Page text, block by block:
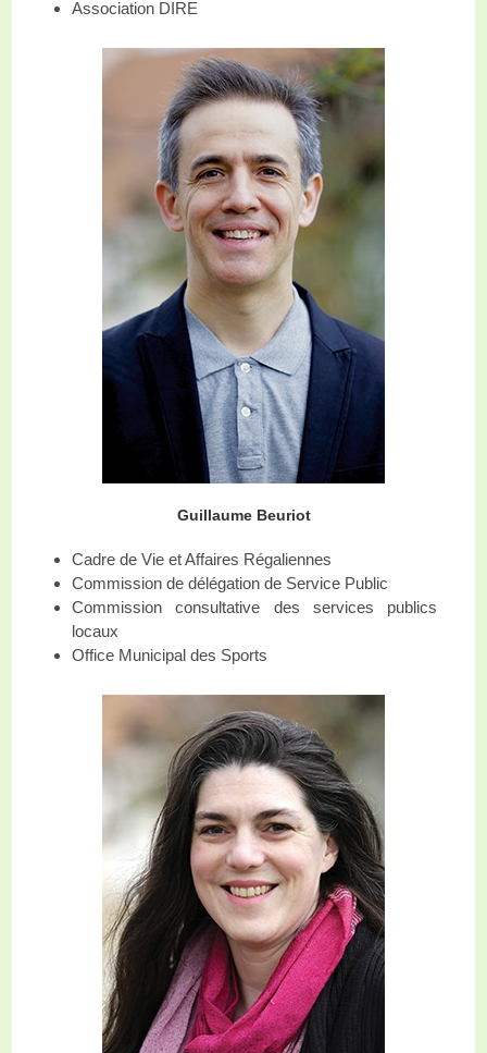
Association DIRE
Guillaume Beuriot
Cadre de Vie et Affaires Régaliennes
Commission de délégation de Service Public
Commission consultative des services publics
locaux
Office Municipal des Sports